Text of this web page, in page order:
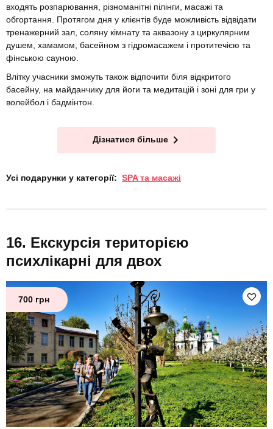
входять розпарювання, різноманітні пілінги, масажі та
обгортання. Протягом дня у клієнтів буде можливість відвідати
тренажерний зал, соляну кімнату та аквазону з циркулярним
душем, хамамом, басейном з гідромасажем і протитечією та
фінською сауною.
Влітку учасники зможуть також відпочити біля відкритого
басейну, на майданчику для йоги та медитацій і зоні для гри у
волейбол і бадмінтон.
Дізнатися більше
Усі подарунки у категорії: SPA та масажі
Екскурсія територією
психлікарні для двох
700 грн